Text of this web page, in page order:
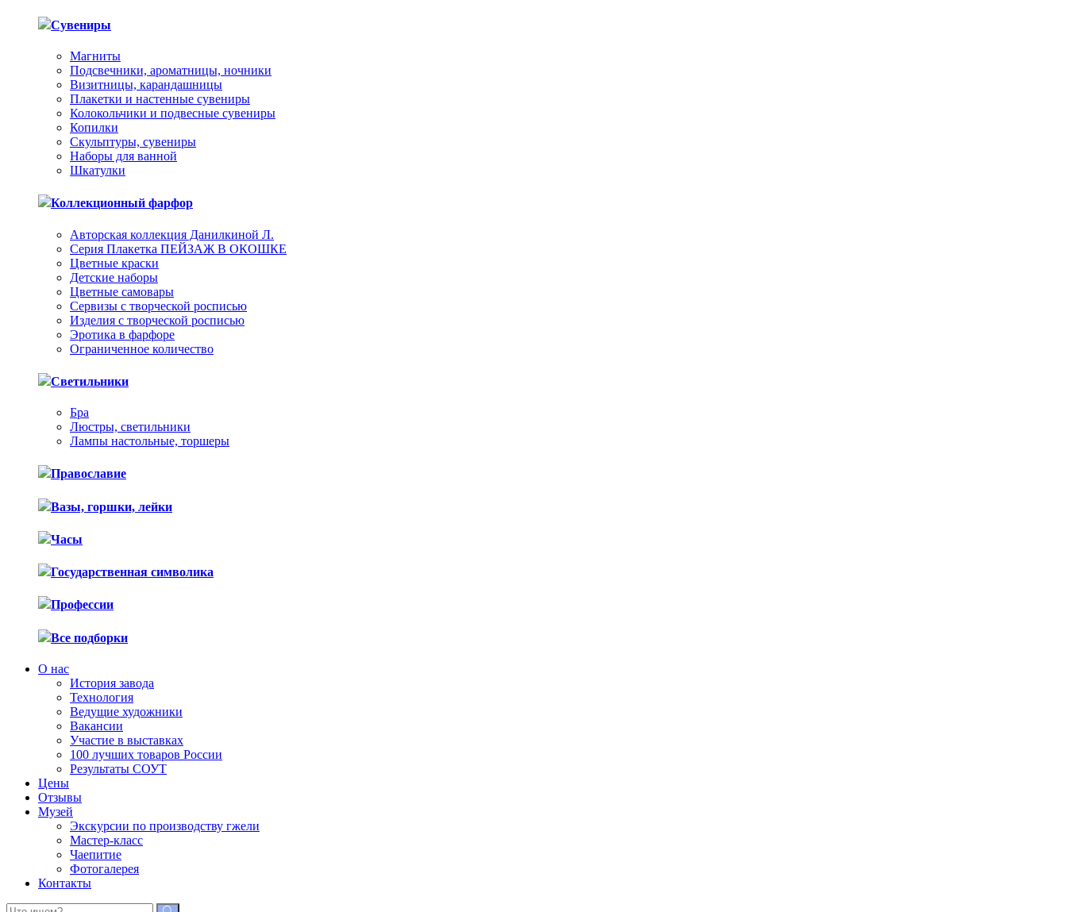
Сувениры
Магниты
Подсвечники, ароматницы, ночники
Визитницы, карандашницы
Плакетки и настенные сувениры
Колокольчики и подвесные сувениры
Копилки
Скульптуры, сувениры
Наборы для ванной
Шкатулки
Коллекционный фарфор
Авторская коллекция Данилкиной Л.
Серия Плакетка ПЕЙЗАЖ В ОКОШКЕ
Цветные краски
Детские наборы
Цветные самовары
Сервизы с творческой росписью
Изделия с творческой росписью
Эротика в фарфоре
Ограниченное количество
Светильники
Бра
Люстры, светильники
Лампы настольные, торшеры
Православие
Вазы, горшки, лейки
Часы
Государственная символика
Профессии
Все подборки
О нас
История завода
Технология
Ведущие художники
Вакансии
Участие в выставках
100 лучших товаров России
Результаты СОУТ
Цены
Отзывы
Музей
Экскурсии по производству гжели
Мастер-класс
Чаепитие
Фотогалерея
Контакты